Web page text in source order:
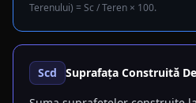
Terenului) = Sc / Teren × 100.
Scd
Suprafața Construită